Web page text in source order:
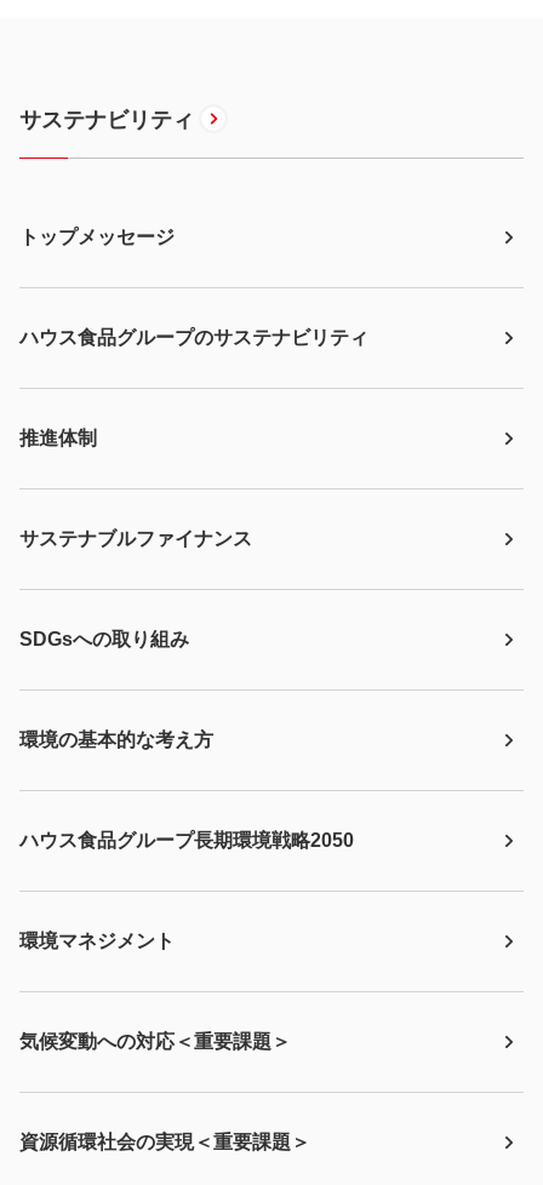
サステナビリティ
トップメッセージ
ハウス食品グループのサステナビリティ
推進体制
サステナブルファイナンス
SDGsへの取り組み
環境の基本的な考え方
ハウス食品グループ長期環境戦略2050
環境マネジメント
気候変動への対応＜重要課題＞
資源循環社会の実現＜重要課題＞